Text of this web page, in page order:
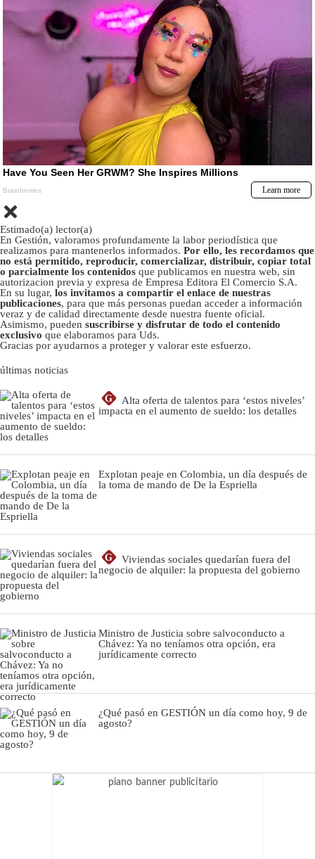
Estimado(a) lector(a)
En Gestión, valoramos profundamente la labor periodística que
realizamos para mantenerlos informados. Por ello, les recordamos que
no está permitido, reproducir, comercializar, distribuir, copiar total
o parcialmente los contenidos que publicamos en nuestra web, sin
autorizacion previa y expresa de Empresa Editora El Comercio S.A.
En su lugar, los invitamos a compartir el enlace de nuestras
publicaciones, para que más personas puedan acceder a información
veraz y de calidad directamente desde nuestra fuente oficial.
Asimismo, pueden suscribirse y disfrutar de todo el contenido
exclusivo que elaboramos para Uds.
Gracias por ayudarnos a proteger y valorar este esfuerzo.
últimas noticias
G
Alta oferta de talentos para ‘estos niveles’
impacta en el aumento de sueldo: los detalles
Explotan peaje en Colombia, un día después de
la toma de mando de De la Espriella
G
Viviendas sociales quedarían fuera del
negocio de alquiler: la propuesta del gobierno
Ministro de Justicia sobre salvoconducto a
Chávez: Ya no teníamos otra opción, era
jurídicamente correcto
¿Qué pasó en GESTIÓN un día como hoy, 9 de
agosto?